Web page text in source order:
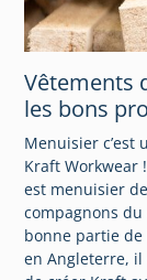
Vêtements
les bons
Menuisier c’est
Kraft Workwear
est menuisier
compagnons
bonne partie
en Angleterre, il